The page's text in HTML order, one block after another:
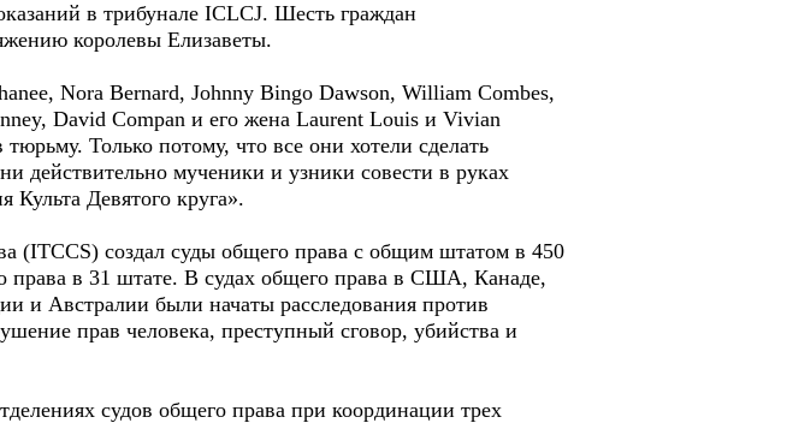
в трибунале ICLCJ. Шесть граждан
королевы Елизаветы.
Nora Bernard, Johnny Bingo Dawson, William Combes,
David Compan и его жена Laurent Louis и Vivian
Только потому, что все они хотели сделать
действительно мученики и узники совести в руках
Девятого круга».
(ITCCS) создал суды общего права с общим штатом в 450
права в 31 штате. В судах общего права в США, Канаде,
и Австралии были начаты расследования против
прав человека, преступный сговор, убийства и
судов общего права при координации трех